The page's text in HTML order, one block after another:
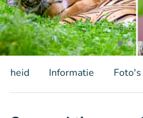
Informatie Foto's